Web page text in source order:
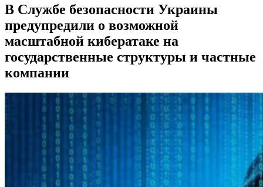
В Службе безопасности Украины
предупредили о возможной
масштабной кибератаке на
государственные структуры и частные
компании